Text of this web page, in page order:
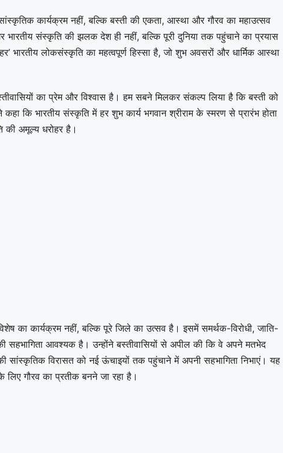
कार्यक्रम नहीं, बल्कि बस्ती की एकता, आस्था और गौरव का महाउत्सव
संस्कृति की झलक देश ही नहीं, बल्कि पूरी दुनिया तक पहुंचाने का प्रयास
भारतीय लोकसंस्कृति का महत्वपूर्ण हिस्सा है, जो शुभ अवसरों और धार्मिक आस्था
का प्रेम और विश्वास है। हम सबने मिलकर संकल्प लिया है कि बस्ती को
कि भारतीय संस्कृति में हर शुभ कार्य भगवान श्रीराम के स्मरण से प्रारंभ होता
की अमूल्य धरोहर है।
का कार्यक्रम नहीं, बल्कि पूरे जिले का उत्सव है। इसमें समर्थक-विरोधी, जाति-
सहभागिता आवश्यक है। उन्होंने बस्तीवासियों से अपील की कि वे अपने मतभेद
विरासत को नई ऊंचाइयों तक पहुंचाने में अपनी सहभागिता निभाएं। यह
गौरव का प्रतीक बनने जा रहा है।